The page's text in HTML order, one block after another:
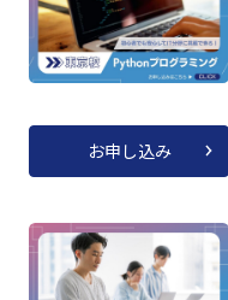
お申し込み